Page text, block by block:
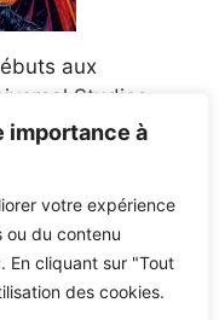
importance à
votre expérience
du contenu
En cliquant sur "Tout
des cookies.
aux
Studios
l'Ohio après la